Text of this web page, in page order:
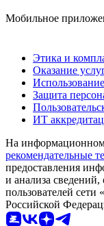
Мобильное
Этика и
Оказание
Защита
ИТ
На информационном
рекомендательные
предоставления
и анализа
пользователей
Российской